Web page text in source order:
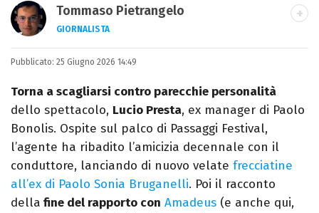
Tommaso Pietrangelo
GIORNALISTA
Autore, giornalista, cantautore. Laureato in
Letterature Straniere, è appassionato di
cinema, poesia e Shakespeare. Scrive
canzoni e ama i gatti.
Pubblicato: 25 Giugno 2026 14:49
Torna a scagliarsi contro parecchie personalità
dello spettacolo, Lucio Presta, ex manager di Paolo
Bonolis. Ospite sul palco di Passaggi Festival,
l’agente ha ribadito l’amicizia decennale con il
conduttore, lanciando di nuovo velate frecciatine
all’ex di Paolo Sonia Bruganelli. Poi il racconto
della fine del rapporto con Amadeus (e anche qui,